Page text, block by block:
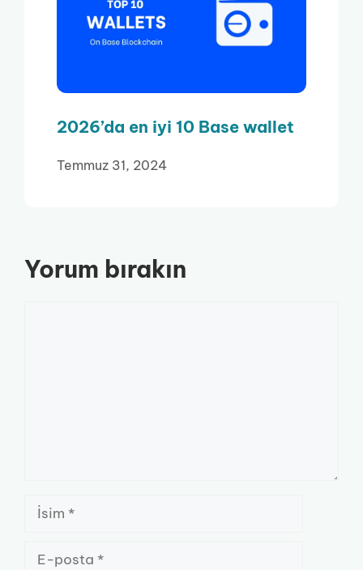
2026’da en iyi 10 Base wallet
Temmuz 31, 2024
Yorum bırakın
İsim